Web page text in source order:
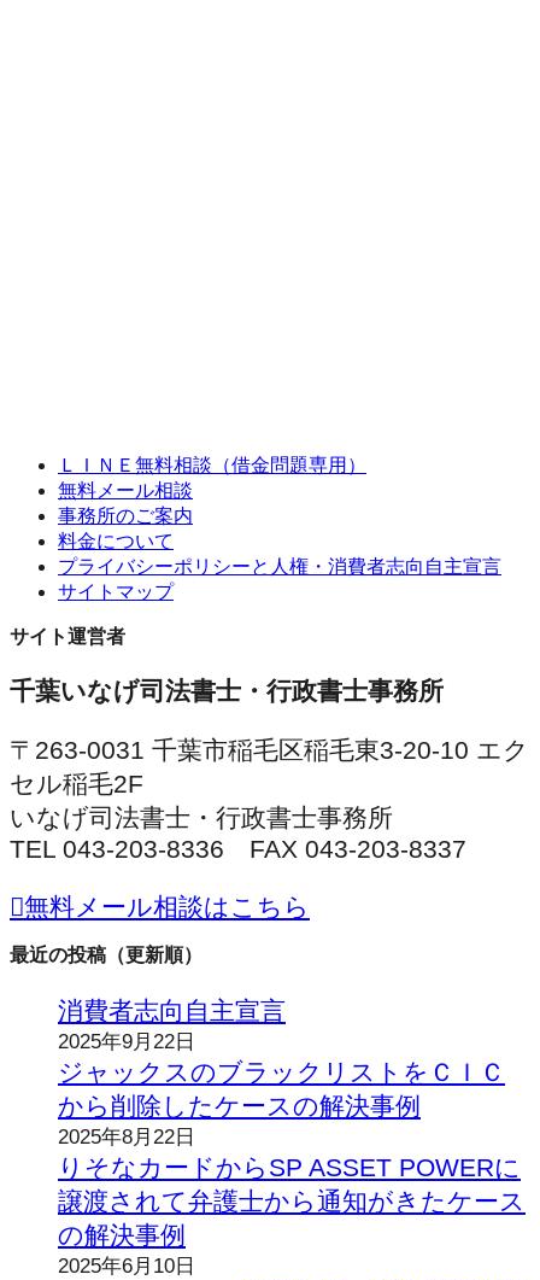
ＬＩＮＥ無料相談（借金問題専用）
無料メール相談
事務所のご案内
料金について
プライバシーポリシーと人権・消費者志向自主宣言
サイトマップ
サイト運営者
千葉いなげ司法書士・行政書士事務所
〒263-0031 千葉市稲毛区稲毛東3-20-10 エク
セル稲毛2F
いなげ司法書士・行政書士事務所
TEL 043-203-8336 FAX 043-203-8337
無料メール相談はこちら
最近の投稿（更新順）
消費者志向自主宣言
2025年9月22日
ジャックスのブラックリストをＣＩＣ
から削除したケースの解決事例
2025年8月22日
りそなカードからSP ASSET POWERに
譲渡されて弁護士から通知がきたケース
の解決事例
2025年6月10日